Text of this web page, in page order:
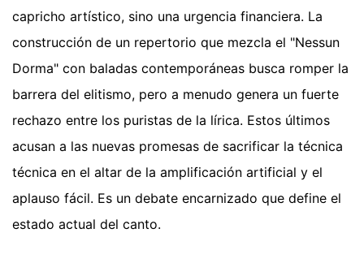
capricho artístico, sino una urgencia financiera. La
construcción de un repertorio que mezcla el "Nessun
Dorma" con baladas contemporáneas busca romper la
barrera del elitismo, pero a menudo genera un fuerte
rechazo entre los puristas de la lírica. Estos últimos
acusan a las nuevas promesas de sacrificar la técnica
técnica en el altar de la amplificación artificial y el
aplauso fácil. Es un debate encarnizado que define el
estado actual del canto.